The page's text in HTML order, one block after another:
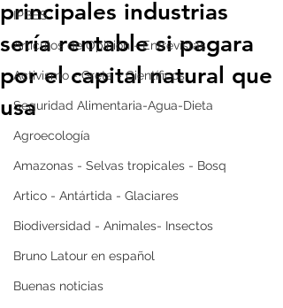
IPBES
Artículos de Opinión - Entrevistas
Activismo - Greta - Científicos
Seguridad Alimentaria-Agua-Dieta
Agroecología
Amazonas - Selvas tropicales - Bosq
Artico - Antártida - Glaciares
Biodiversidad - Animales- Insectos
Bruno Latour en español
Buenas noticias
principales industrias
sería rentable si pagara
por el capital natural que
usa